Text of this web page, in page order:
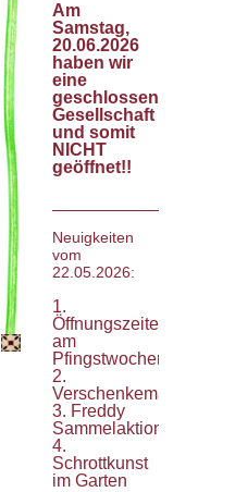
Am
Samstag,
20.06.2026
haben wir
eine
geschlossene
Gesellschaft
und somit
NICHT
geöffnet!!
Neuigkeiten
vom
22.05.2026:
1.
Öffnungszeiten
am
Pfingstwochenende
2.
Verschenkemarkt
3. Freddy
Sammelaktion
4.
Schrottkunst
im Garten